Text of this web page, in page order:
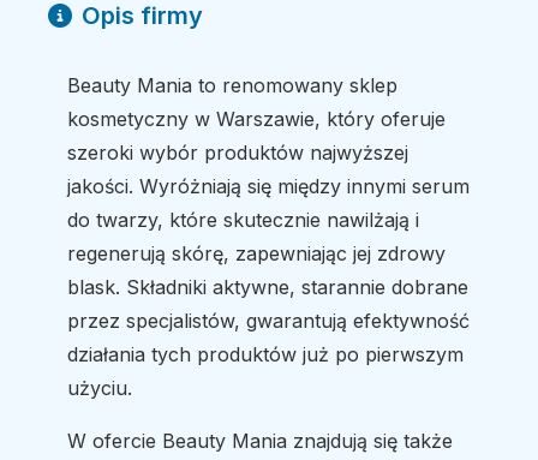
Opis firmy
Beauty Mania to renomowany sklep
kosmetyczny w Warszawie, który oferuje
szeroki wybór produktów najwyższej
jakości. Wyróżniają się między innymi serum
do twarzy, które skutecznie nawilżają i
regenerują skórę, zapewniając jej zdrowy
blask. Składniki aktywne, starannie dobrane
przez specjalistów, gwarantują efektywność
działania tych produktów już po pierwszym
użyciu.
W ofercie Beauty Mania znajdują się także